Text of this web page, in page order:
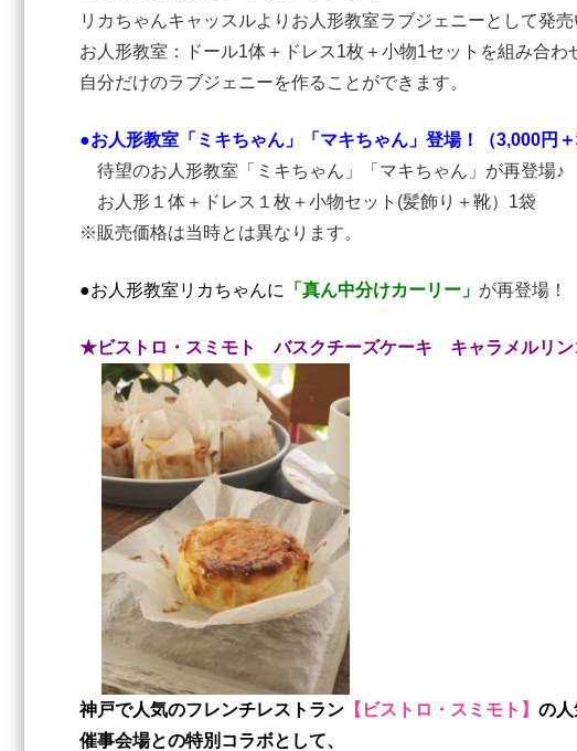
リカちゃんキャッスルよりお人形教室ラブジェニーとして発売
お人形教室：ドール1体＋ドレス1枚＋小物1セットを組み合わ
自分だけのラブジェニーを作ることができます。
●お人形教室「ミキちゃん」「マキちゃん」登場！（3,000円＋
待望のお人形教室「ミキちゃん」「マキちゃん」が再登場♪
お人形１体＋ドレス１枚＋小物セット(髪飾り＋靴）1袋
※販売価格は当時とは異なります。
●お人形教室 リカちゃんに 「真ん中分けカーリー」 が再登場！
★ビストロ・スミモト バスクチーズケーキ キャラメルリ
神戸で人気のフレンチレストラン 【ビストロ・スミモト】 の
催事会場との特別コラボとして、